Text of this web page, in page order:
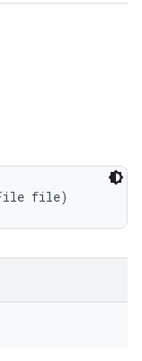
file)